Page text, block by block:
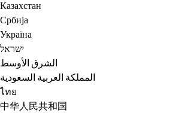
Казахстан
Србија
Україна
ישראל
الشرق الأوسط
المملكة العربية السعودية
ไทย
中华人民共和国